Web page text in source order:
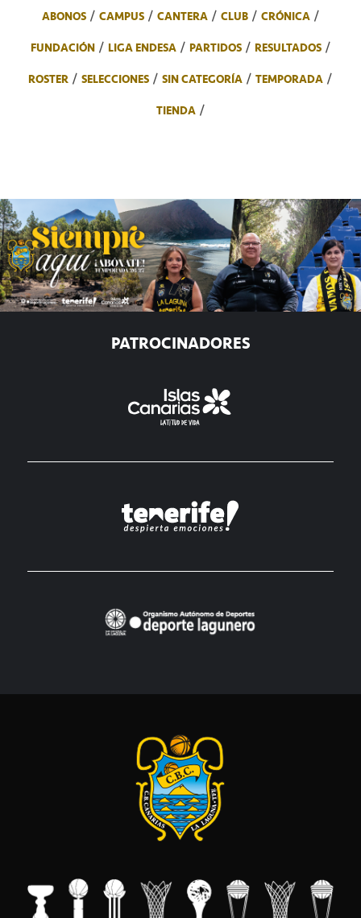
ABONOS CAMPUS CANTERA CLUB
CRÓNICA
FUNDACIÓN
LIGA ENDESA PARTIDOS
RESULTADOS
ROSTER
SELECCIONES SIN CATEGORÍA
TEMPORADA
TIENDA
PATROCINADORES